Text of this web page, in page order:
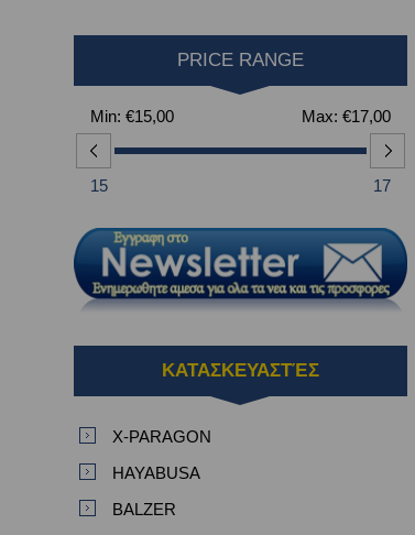
PRICE RANGE
Min: €15,00 Max: €17,00
15 17
ΚΑΤΑΣΚΕΥΑΣΤΈΣ
X-PARAGON
HAYABUSA
BALZER